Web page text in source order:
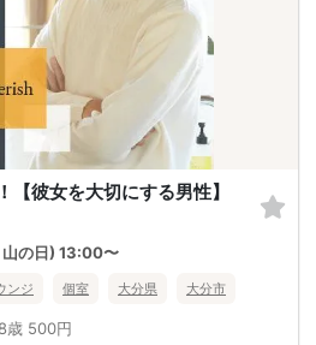
彼女を大切にする男性】
山の日) 13:00〜
ンジ 個室 大分県 大分市
歳 500円